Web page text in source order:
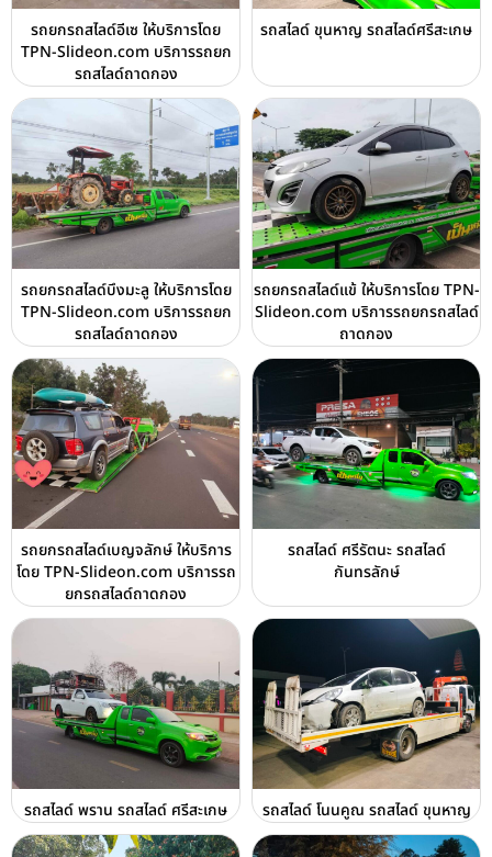
รถยกรถสไลด์อีเซ ให้บริการโดย
TPN-Slideon.com บริการรถยก
รถสไลด์ถาดกอง
รถสไลด์ ขุนหาญ รถสไลด์ศรีสะเกษ
รถยกรถสไลด์บึงมะลู ให้บริการโดย
TPN-Slideon.com บริการรถยก
รถสไลด์ถาดกอง
รถยกรถสไลด์แข้ ให้บริการโดย TPN-
Slideon.com บริการรถยกรถสไลด์
ถาดกอง
รถยกรถสไลด์เบญจลักษ์ ให้บริการ
โดย TPN-Slideon.com บริการรถ
ยกรถสไลด์ถาดกอง
รถสไลด์ ศรีรัตนะ รถสไลด์
กันทรลักษ์
รถสไลด์ พราน รถสไลด์ ศรีสะเกษ รถสไลด์ โนนคูณ รถสไลด์ ขุนหาญ